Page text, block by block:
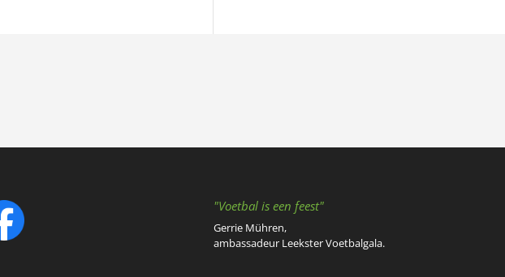
"Voetbal is een feest"
Gerrie Mühren,
ambassadeur Leekster Voetbalgala.